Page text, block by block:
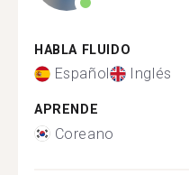
HABLA FLUIDO
Español Inglés
APRENDE
Coreano